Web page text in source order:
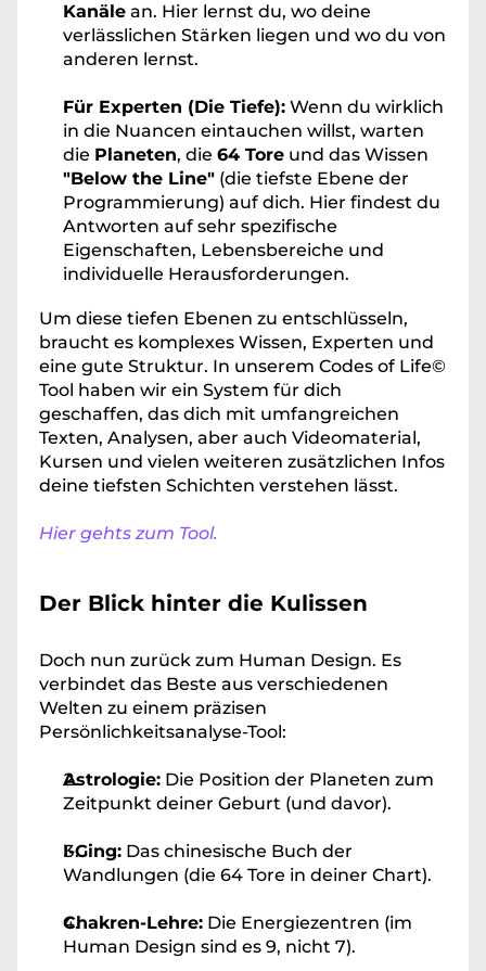
Kanäle an. Hier lernst du, wo deine
verlässlichen Stärken liegen und wo du von
anderen lernst.
Für Experten (Die Tiefe): Wenn du wirklich
in die Nuancen eintauchen willst, warten
die Planeten, die 64 Tore
"Below the Line" (die tiefste Ebene der
Programmierung) auf dich. Hier findest du
Antworten auf sehr spezifische
Eigenschaften, Lebensbereiche und
individuelle Herausforderungen.
Um diese tiefen Ebenen zu entschlüsseln,
braucht es komplexes Wissen, Experten und
eine gute Struktur. In unserem Codes of Life©
Tool haben wir ein System für dich
geschaffen, das dich mit umfangreichen
Texten, Analysen, aber auch Videomaterial,
Kursen und vielen weiteren zusätzlichen Infos
deine tiefsten Schichten verstehen lässt.
Hier gehts zum Tool.
Der Blick hinter die Kulissen
Doch nun zurück zum Human Design. Es
verbindet das Beste aus verschiedenen
Welten zu einem präzisen
Persönlichkeitsanalyse-Tool:
Astrologie: Die Position der Planeten zum
Zeitpunkt deiner Geburt (und davor).
I-Ging: Das chinesische Buch der
Wandlungen (die 64 Tore in deiner Chart).
Chakren-Lehre: Die Energiezentren (im
Human Design sind es 9, nicht 7).